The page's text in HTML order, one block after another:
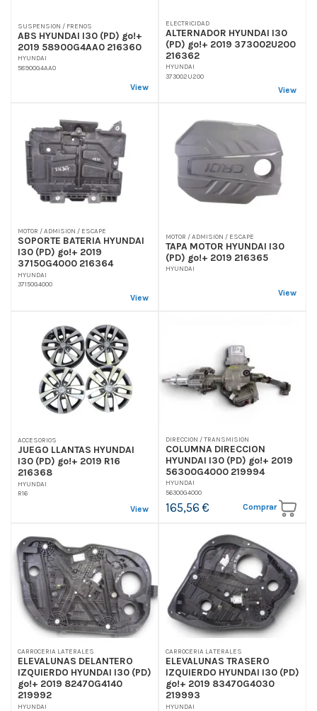
SUSPENSION / FRENOS
ABS HYUNDAI I30 (PD) go!+
2019 58900G4AA0 216360
HYUNDAI
58900G4AA0
View
ELECTRICIDAD
ALTERNADOR HYUNDAI I30
(PD) go!+ 2019 373002U200
216362
HYUNDAI
373002U200
View
MOTOR / ADMISION / ESCAPE
SOPORTE BATERIA HYUNDAI
I30 (PD) go!+ 2019
37150G4000 216364
HYUNDAI
37150G4000
View
MOTOR / ADMISION / ESCAPE
TAPA MOTOR HYUNDAI I30
(PD) go!+ 2019 216365
HYUNDAI
View
ACCESORIOS
JUEGO LLANTAS HYUNDAI
I30 (PD) go!+ 2019 R16
216368
HYUNDAI
R16
View
DIRECCION / TRANSMISION
COLUMNA DIRECCION
HYUNDAI I30 (PD) go!+ 2019
56300G4000 219994
HYUNDAI
56300G4000
165,56 € Comprar
CARROCERIA LATERALES
ELEVALUNAS DELANTERO
IZQUIERDO HYUNDAI I30 (PD)
go!+ 2019 82470G4140
219992
HYUNDAI
CARROCERIA LATERALES
ELEVALUNAS TRASERO
IZQUIERDO HYUNDAI I30 (PD)
go!+ 2019 83470G4030
219993
HYUNDAI